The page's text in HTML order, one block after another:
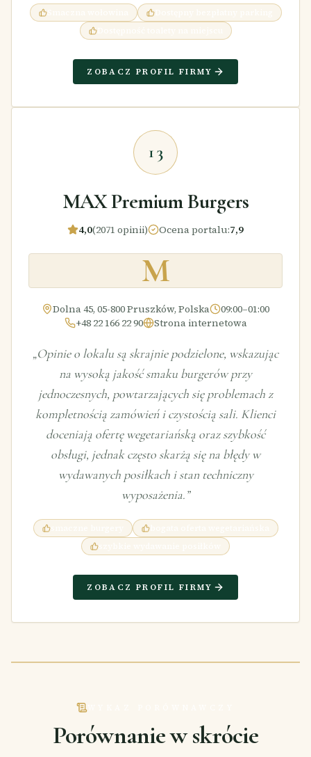
Smaczna wołowina
Dostępny bezpłatny parking
Dostępność toalety na miejscu
ZOBACZ PROFIL FIRMY
13
MAX Premium Burgers
4,0(2071 opinii) Ocena portalu:7,9
M
Dolna 45, 05-800 Pruszków, Polska
09:00–01:00
+48 22 166 22 90
Strona internetowa
„Opinie o lokalu są skrajnie podzielone, wskazując
na wysoką jakość smaku burgerów przy
jednoczesnych, powtarzających się problemach z
kompletnością zamówień i czystością sali. Klienci
doceniają ofertę wegetariańską oraz szybkość
obsługi, jednak często skarżą się na błędy w
wydawanych posiłkach i stan techniczny
wyposażenia.”
smaczne burgery
bogata oferta wegetariańska
ZOBACZ PROFIL FIRMY
WYKAZ PORÓWNAWCZY
Porównanie w skrócie